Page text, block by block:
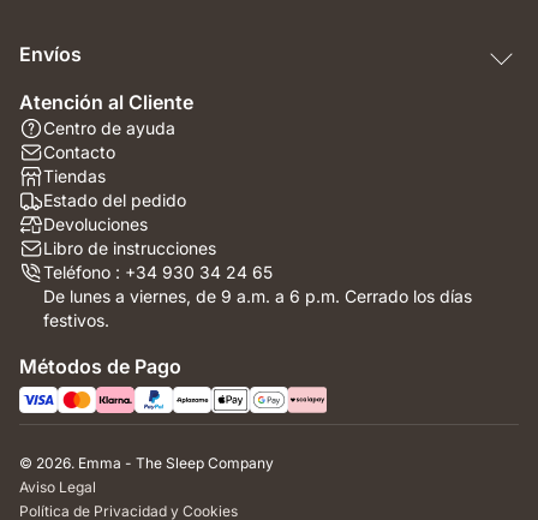
Envíos
Atención al Cliente
Centro de ayuda
Contacto
Tiendas
Estado del pedido
Devoluciones
Libro de instrucciones
Teléfono : +34 930 34 24 65
De lunes a viernes, de 9 a.m. a 6 p.m. Cerrado los días
festivos.
Métodos de Pago
© 2026. Emma - The Sleep Company
Aviso Legal
Política de Privacidad y Cookies